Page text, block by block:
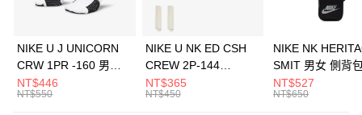
上海商業儲蓄銀行
元大商業銀行
Apple Pay
全盈+PAY
AFTEE先享後付
NIKE U J UNICORN
CRW 1PR -160 男女
中統襪 FZ3393100
NT$446
NT$550
NIKE U NK ED CSH
CREW 2P-144
EMBRDY 男女 短統襪
FZ3073133
NT$365
NT$450
NIKE NK
SMIT 男女 側背
BA5871010
NT$527
NT$650